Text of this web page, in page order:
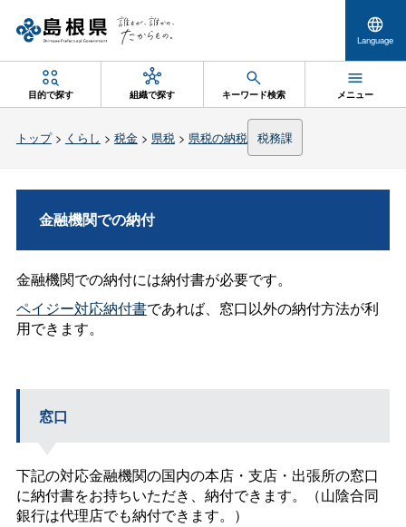
Language
目的で探す 組織で探す キーワード検索 メニュー
トップ> くらし > 税金> 県税> 県税の納税 税務課
金融機関での納付
金融機関での納付には納付書が必要です。
ペイジー対応納付書であれば、窓口以外の納付方法が利
用できます。
窓口
下記の対応金融機関の国内の本店・支店・出張所の窓口
に納付書をお持ちいただき、納付できます。（山陰合同
銀行は代理店でも納付できます。）